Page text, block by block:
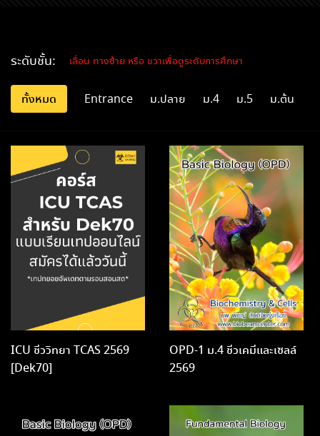
ระดับชั้น: เลื่อน ทางซ้าย หรือ ขวาเพื่อดูระดับการศึกษา
ทั้งหมด Entrance ม.ปลาย ม.4 ม.5 ม.ต้น
ICU ชีววิทยา TCAS 2569
[Dek70]
OPD-1 ม.4 ชีวเคมีและเซลล์
2569